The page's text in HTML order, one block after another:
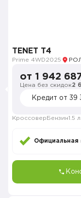
TENET T4
Prime 4WD2025
от 1 942
Цена без скидок2
Кредит от 39
Кроссовер Бензин1.5 л.
Официальная